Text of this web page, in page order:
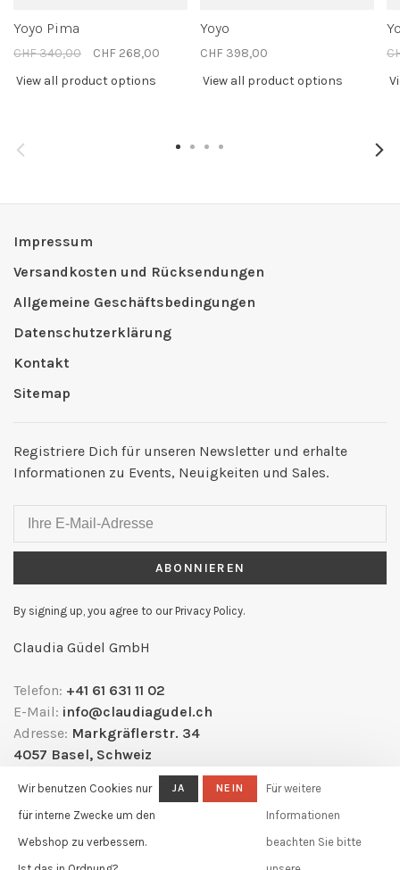
Yoyo Pima
CHF 340,00
CHF 268,00
View all product options
Yoyo
CHF 398,00
View all product options
Impressum
Versandkosten und Rücksendungen
Allgemeine Geschäftsbedingungen
Datenschutzerklärung
Kontakt
Sitemap
Registriere Dich für unseren Newsletter und erhalte
Informationen zu Events, Neuigkeiten und Sales.
ABONNIEREN
By signing up, you agree to our Privacy Policy.
Claudia Güdel GmbH
Telefon: +41 61 631 11 02
E-Mail: info@claudiagudel.ch
Adresse: Markgräflerstr. 34
4057 Basel, Schweiz
Wir benutzen Cookies nur
für interne Zwecke um den
Webshop zu verbessern.
JA NEIN
Für weitere
Informationen
beachten Sie bitte